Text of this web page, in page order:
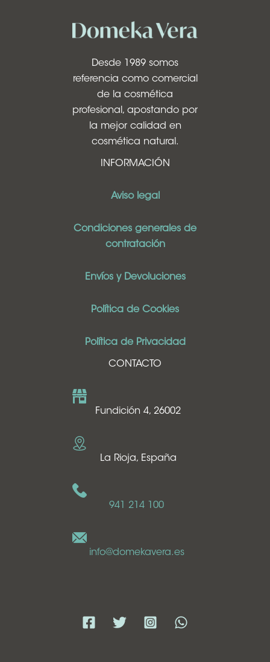
Desde 1989 somos
referencia como comercial
de la cosmética
profesional, apostando por
la mejor calidad en
cosmética natural.
INFORMACIÓN
Aviso legal
Condiciones generales de
contratación
Envíos y Devoluciones
Política de Cookies
Política de Privacidad
CONTACTO
Fundición 4, 26002
La Rioja, España
941 214 100
info@domekavera.es